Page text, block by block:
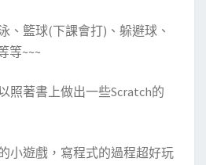
、籃球(下課會打)、躲避球、
等~~~
照著書上做出一些Scratch的
小遊戲，寫程式的過程超好玩